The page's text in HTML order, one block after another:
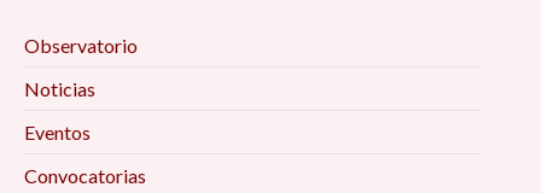
Observatorio
Noticias
Eventos
Convocatorias